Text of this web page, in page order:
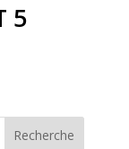
5
Recherche